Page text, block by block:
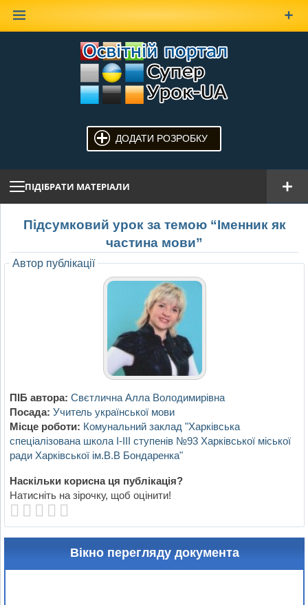
ДОДАТИ РОЗРОБКУ
ПІДІБРАТИ МАТЕРІАЛИ
Пiдсумковий урок за темою “Iменник як
частина мови”
Автор публікації
ПІБ автора: Свєтлична Алла Володимирiвна
Посада: Учитель української мови
Місце роботи: Комунальний заклад "Харкiвська
спецiалiзована школа I-III ступенiв №93 Харкiвської мiської
ради Харкiвської iм.В.В Бондаренка"
Наскільки корисна ця публікація?
Натисніть на зірочку, щоб оцінити!
Вікно перегляду документа